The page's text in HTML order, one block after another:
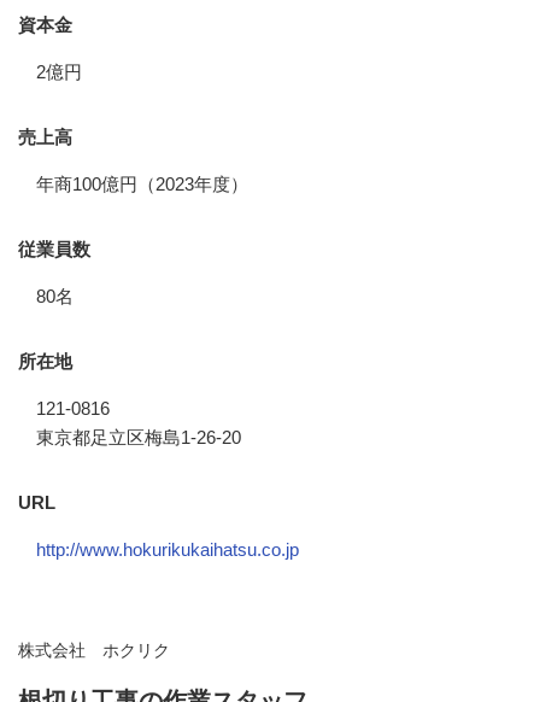
資本金
2億円
売上高
年商100億円（2023年度）
従業員数
80名
所在地
121-0816
東京都足立区梅島1-26-20
URL
http://www.hokurikukaihatsu.co.jp
株式会社 ホクリク